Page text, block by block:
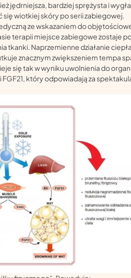
jędrniejsza, bardziej sprężysta i
wiotkiej skóry po serii zabiegowej.
ze wskazaniem do
terapii miejsce zabiegowe zostaje
tkanki. Naprzemienne działanie
znacznym zwiększeniem tempa
się tak w wyniku uwolnienia do
który odpowiadają za